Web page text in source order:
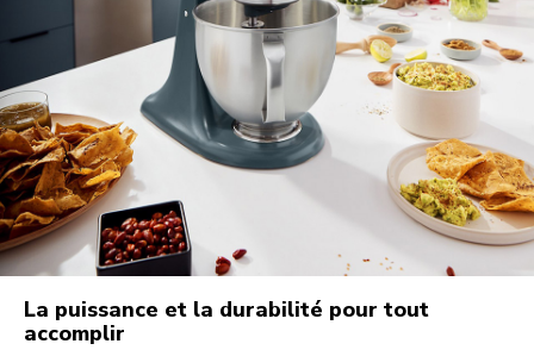
La puissance et la durabilité pour tout
accomplir